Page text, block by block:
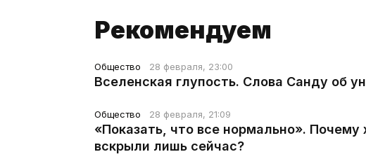
Рекомендуем
Общество 28 февраля, 23:00
Вселенская глупость. Слова Санду об
Общество 28 февраля, 21:09
«Показать, что все нормально».
вскрыли лишь сейчас?